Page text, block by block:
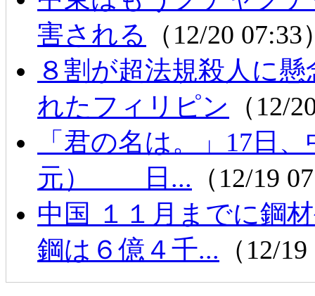
害される
（12/20
８割が超法規殺人に
れたフィリピン （12/
「君の名は。」17日
元） 日... （12/19
中国 １１月までに鋼
鋼は６億４千... （12/